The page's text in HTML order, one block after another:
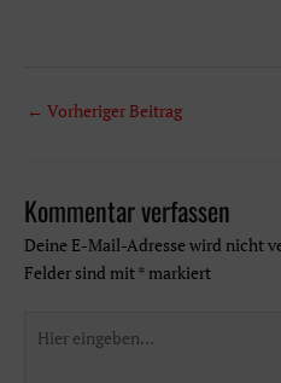
Beitragsnavigation
← Vorheriger Beitrag
Kommentar verfassen
Deine E-Mail-Adresse wird nicht
Felder sind mit* markiert
eingeben…